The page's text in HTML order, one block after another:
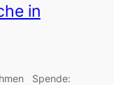
in
Spende: